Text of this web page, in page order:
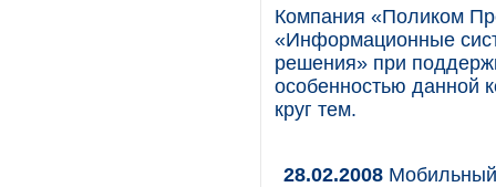
Компания «Поликом
«Информационные
решения» при
особенностью данной
круг тем.
28.02.2008 Мобильный